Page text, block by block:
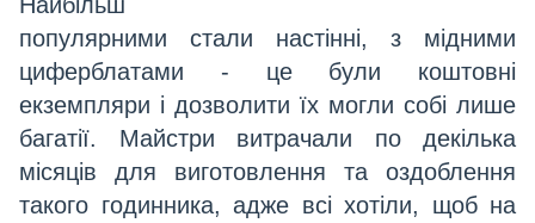
популярними стали настінні, з мідними
циферблатами - це були коштовні
екземпляри і дозволити їх могли собі лише
багатії. Майстри витрачали по декілька
місяців для виготовлення та оздоблення
такого годинника, адже всі хотіли, щоб на